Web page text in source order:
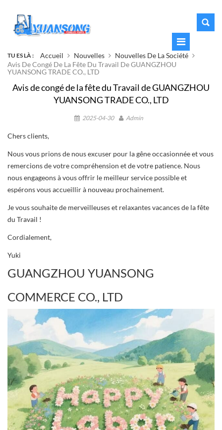
TU ES LÀ : Accueil Nouvelles
Nouvelles De La Société
Avis De Congé De La Fête Du Travail De GUANGZHOU
YUANSONG TRADE CO., LTD
Avis de congé de la fête du Travail de GUANGZHOU
YUANSONG TRADE CO., LTD
2025-04-30 Admin
Chers clients,
Nous vous prions de nous excuser pour la gêne occasionnée et vous
remercions de votre compréhension et de votre patience. Nous
nous engageons à vous offrir le meilleur service possible et
espérons vous accueillir à nouveau prochainement.
Je vous souhaite de merveilleuses et relaxantes vacances de la fête
du Travail !
Cordialement,
Yuki
GUANGZHOU YUANSONG
COMMERCE CO., LTD